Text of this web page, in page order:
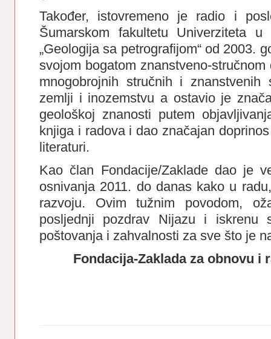
Također, istovremeno je radio i
Šumarskom fakultetu Univerziteta
„Geologija sa petrografijom“ od 2003.
svojom bogatom znanstveno-
mnogobrojnih stručnih i znanstvenih
zemlji i inozemstvu a ostavio je
geološkoj znanosti putem
knjiga i radova i dao značajan
literaturi.
Kao član Fondacije/Zaklade dao je
osnivanja 2011. do danas kako u
razvoju. Ovim tužnim povodom,
posljednji pozdrav Nijazu i iskrenu
poštovanja i zahvalnosti za sve što je
Fondacija-Zaklada za obnovu i